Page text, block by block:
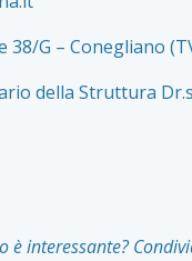
38/G – Conegliano
della Struttura
è interessante?